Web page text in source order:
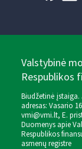
Valstybinė
Respublikos
Biudžetinė įstaiga.
adresas: Vasario
vmi@vmi.lt, E.
Duomenys apie
Respublikos
asmenų registre